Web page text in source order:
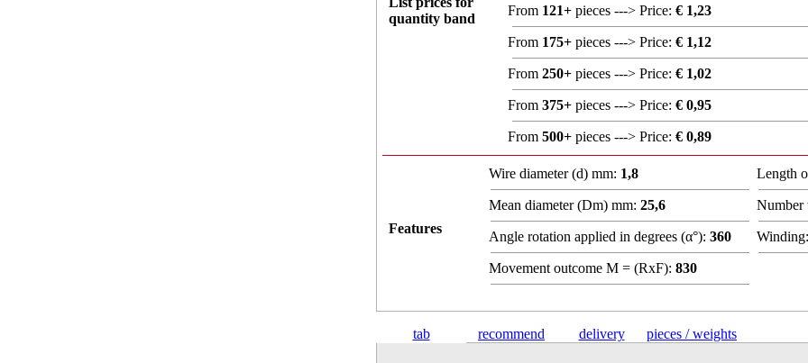
quantity band
From 121+ pieces ---> Price: € 1,23
From 175+ pieces ---> Price: € 1,12
From 250+ pieces ---> Price: € 1,02
From 375+ pieces ---> Price: € 0,95
From 500+ pieces ---> Price: € 0,89
Features
Wire diameter (d) mm: 1,8
Mean diameter (Dm) mm: 25,6
Angle rotation applied in degrees (α°): 360
Movement outcome M = (RxF): 830
Length
Number
Winding:
tab recommend delivery pieces / weights